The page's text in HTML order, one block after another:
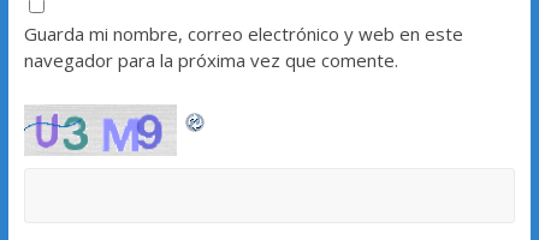
Guarda mi nombre, correo electrónico y web en este
navegador para la próxima vez que comente.